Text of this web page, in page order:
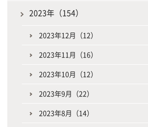
2023年（154）
2023年12月（12）
2023年11月（16）
2023年10月（12）
2023年9月（22）
2023年8月（14）